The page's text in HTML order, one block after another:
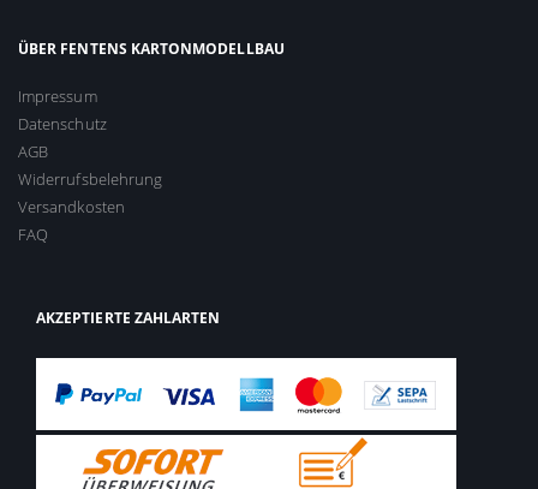
ÜBER FENTENS KARTONMODELLBAU
Impressum
Datenschutz
AGB
Widerrufsbelehrung
Versandkosten
FAQ
AKZEPTIERTE ZAHLARTEN